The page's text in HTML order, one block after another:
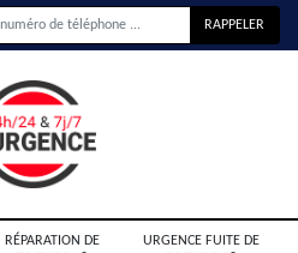
RÉPARATION DE
URGENCE FUITE DE